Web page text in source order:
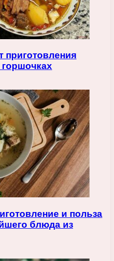
приготовления
и польза
блюда из